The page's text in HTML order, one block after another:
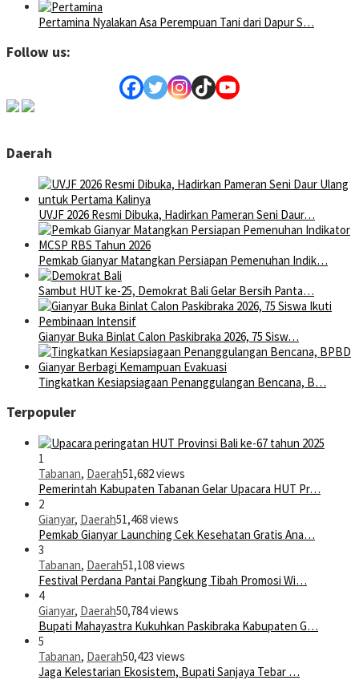
Pertamina Nyalakan Asa Perempuan Tani dari Dapur S…
Follow us:
Daerah
UVJF 2026 Resmi Dibuka, Hadirkan Pameran Seni Daur…
Pemkab Gianyar Matangkan Persiapan Pemenuhan Indik…
Sambut HUT ke-25, Demokrat Bali Gelar Bersih Panta…
Gianyar Buka Binlat Calon Paskibraka 2026, 75 Sisw…
Tingkatkan Kesiapsiagaan Penanggulangan Bencana, B…
Terpopuler
1
Tabanan, Daerah51,682 views
Pemerintah Kabupaten Tabanan Gelar Upacara HUT Pr…
2
Gianyar, Daerah51,468 views
Pemkab Gianyar Launching Cek Kesehatan Gratis Ana…
3
Tabanan, Daerah51,108 views
Festival Perdana Pantai Pangkung Tibah Promosi Wi…
4
Gianyar, Daerah50,784 views
Bupati Mahayastra Kukuhkan Paskibraka Kabupaten G…
5
Tabanan, Daerah50,423 views
Jaga Kelestarian Ekosistem, Bupati Sanjaya Tebar …